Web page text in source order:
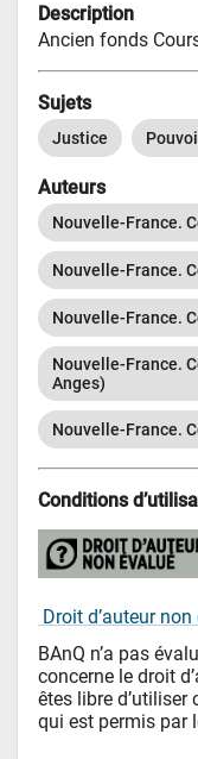
Description
Ancien fonds
Sujets
Justice
Auteurs
Nouvelle-France.
Nouvelle-France.
Nouvelle-France.
Nouvelle-France.
Anges)
Nouvelle-France.
Conditions
Droit d’auteur
BAnQ n’a pas
concerne le droit
êtes libre
qui est permis par